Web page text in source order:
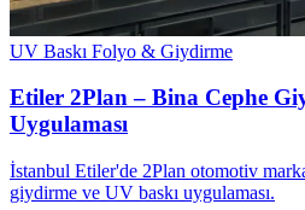
UV Baskı Folyo & Giydirme
Etiler 2Plan – Bina Cephe
Uygulaması
İstanbul Etiler'de 2Plan otomotiv
giydirme ve UV baskı uygulaması.